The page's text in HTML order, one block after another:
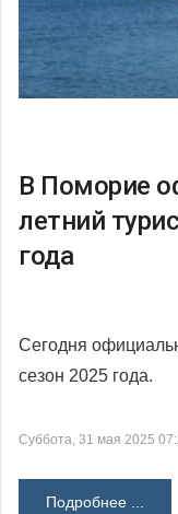
В Поморие
летний
года
Сегодня
сезон 2025 года.
Суббота, 31 мая 2025
Подробнее ...